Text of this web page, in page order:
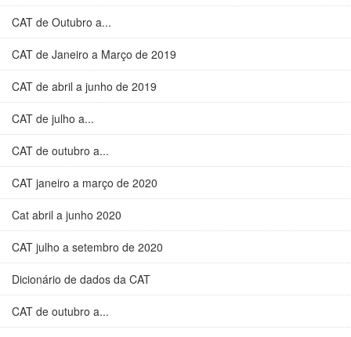
CAT de Outubro a...
CAT de Janeiro a Março de 2019
CAT de abril a junho de 2019
CAT de julho a...
CAT de outubro a...
CAT janeiro a março de 2020
Cat abril a junho 2020
CAT julho a setembro de 2020
Dicionário de dados da CAT
CAT de outubro a...